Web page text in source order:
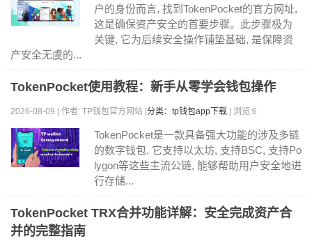
户的身份而言, 找到TokenPocket的官方网址,
这是确保资产安全的首要步骤。此步骤极为
关键, 它为后续安全操作铺垫基础, 是保障资
产安全无虞的...
TokenPocket使用教程：新手从零学会钱包操作
2026-08-09 | 作者: TP钱包官方网站 | 分类：tp钱包app下载 | 浏览:6
TokenPocket是一款具备强大功能的涉及多链
的数字钱包, 它支持以太坊, 支持BSC, 支持Po
lygon等这些主流公链, 能够帮助用户安全地进
行存储...
TokenPocket TRX合并功能详解：安全完成资产合
并的完整指南